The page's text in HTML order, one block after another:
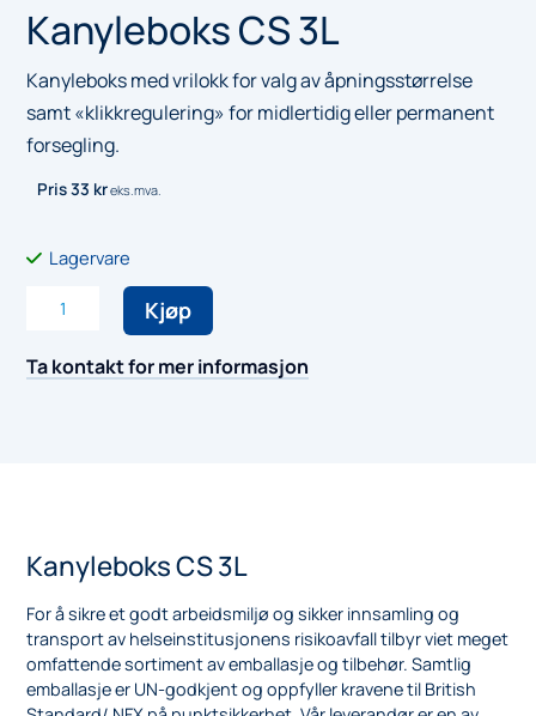
Kanyleboks CS 3L
Kanyleboks med vrilokk for valg av åpningsstørrelse
samt «klikkregulering» for midlertidig eller permanent
forsegling.
Pris33 kreks.mva.
Lagervare
Kanyleboks
3L
Kjøp
Ta kontakt for mer informasjon
Kanyleboks CS 3L
For å sikre et godt arbeidsmiljø og sikker innsamling og
transport av helseinstitusjonens risikoavfall tilbyr viet meget
omfattende sortiment av emballasje og tilbehør. Samtlig
emballasje er UN-godkjent og oppfyller kravene til British